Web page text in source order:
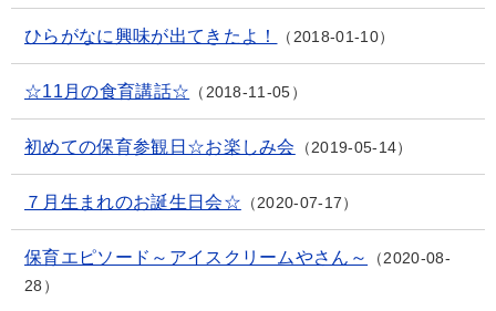
ひらがなに興味が出てきたよ！ 2018-01-10
☆11月の食育講話☆ 2018-11-05
初めての保育参観日☆お楽しみ会 2019-05-14
７月生まれのお誕生日会☆ 2020-07-17
保育エピソード～アイスクリームやさん～
2020-08-
28